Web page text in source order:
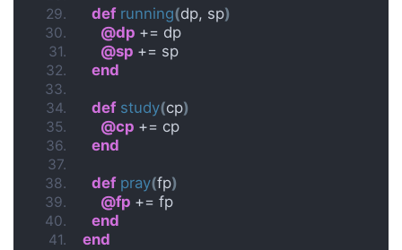
def running(dp, sp)
@dp += dp
@sp += sp
end
def study(cp)
@cp += cp
end
def pray(fp)
@fp += fp
end
end